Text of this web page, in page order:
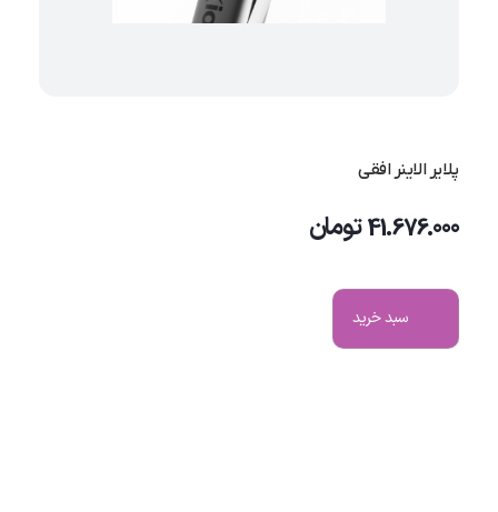
پلایر الاینر افقی
41.676.000تومان
سبد خرید